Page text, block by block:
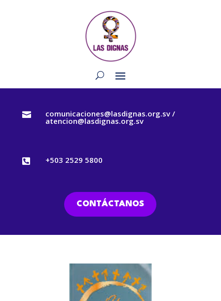
 comunicaciones@lasdignas.org.sv /
atencion@lasdignas.org.sv
 +503 2529 5800
CONTÁCTANOS